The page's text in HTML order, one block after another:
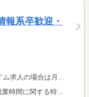
系卒歓迎・
人の場合は時間額を表示しています。
就業時間１ 9時00分〜18時00分 就業時間に関する特記事項 ※取引企業様のプロジェクトに参画いただくため、就業時間はご担 <BR> 当いただく案件・配属先により決定します。